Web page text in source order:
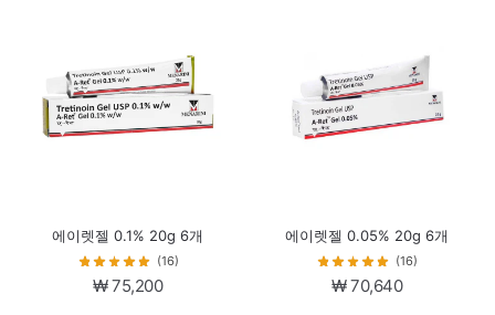
에이렛젤 0.1% 20g 6개
(16)
₩75,200
에이렛젤 0.05% 20g 6개
(16)
₩70,640